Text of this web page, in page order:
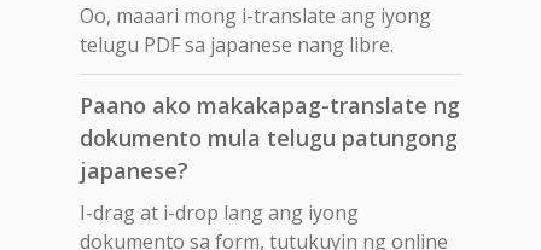
Oo, maaari mong i-translate ang iyong
telugu PDF sa japanese nang libre.
Paano ako makakapag-translate ng
dokumento mula telugu patungong
japanese?
I-drag at i-drop lang ang iyong
dokumento sa form, tutukuyin ng online